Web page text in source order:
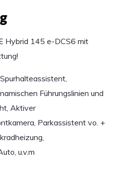
Hybrid 145 e-DCS6 mit
Führungslinien und
Aktiver
Parkassistent vo. +
u.v.m